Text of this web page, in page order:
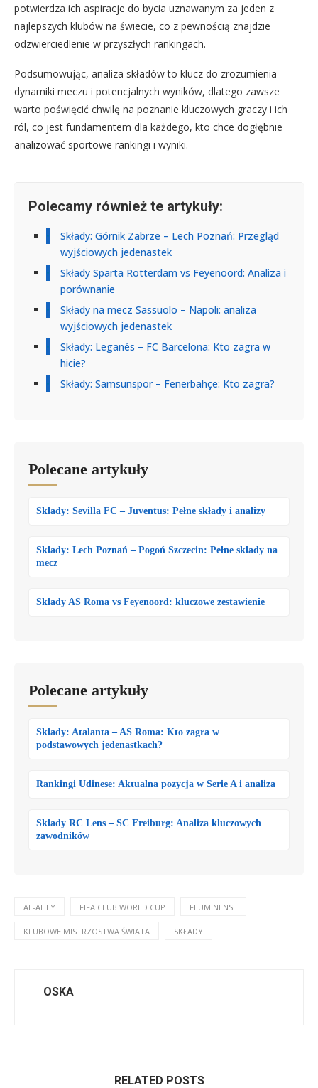
potwierdza ich aspiracje do bycia uznawanym za jeden z
najlepszych klubów na świecie, co z pewnością znajdzie
odzwierciedlenie w przyszłych rankingach.
Podsumowując, analiza składów to klucz do zrozumienia
dynamiki meczu i potencjalnych wyników, dlatego zawsze
warto poświęcić chwilę na poznanie kluczowych graczy i ich
ról, co jest fundamentem dla każdego, kto chce dogłębnie
analizować sportowe rankingi i wyniki.
Polecamy również te artykuły:
Składy: Górnik Zabrze – Lech Poznań: Przegląd
wyjściowych jedenastek
Składy Sparta Rotterdam vs Feyenoord: Analiza i
porównanie
Składy na mecz Sassuolo – Napoli: analiza
wyjściowych jedenastek
Składy: Leganés – FC Barcelona: Kto zagra w
hicie?
Składy: Samsunspor – Fenerbahçe: Kto zagra?
Polecane artykuły
Składy: Sevilla FC – Juventus: Pełne składy i analizy
Składy: Lech Poznań – Pogoń Szczecin: Pełne składy na
mecz
Składy AS Roma vs Feyenoord: kluczowe zestawienie
Polecane artykuły
Składy: Atalanta – AS Roma: Kto zagra w
podstawowych jedenastkach?
Rankingi Udinese: Aktualna pozycja w Serie A i analiza
Składy RC Lens – SC Freiburg: Analiza kluczowych
zawodników
AL-AHLY FIFA CLUB WORLD CUP FLUMINENSE
KLUBOWE MISTRZOSTWA ŚWIATA SKŁADY
OSKA
RELATED POSTS